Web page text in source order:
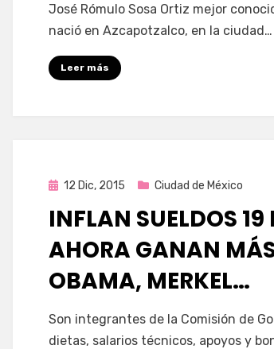
José Rómulo Sosa Ortiz mejor
nació en Azcapotzalco, en la ciudad…
Leer más
Publicada
12 Dic, 2015 Ciudad de México
INFLAN SUELDOS 19
AHORA GANAN
OBAMA, MERKEL…
porEnrique
Son integrantes de la Comisión de
dietas, salarios técnicos, apoyos y